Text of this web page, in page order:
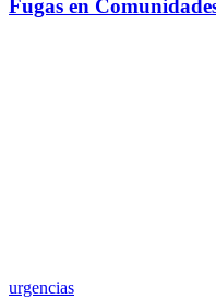
Fugas en
urgencias